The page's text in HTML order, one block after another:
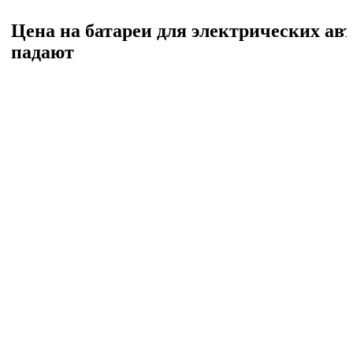
Цена на батареи для электрических
падают